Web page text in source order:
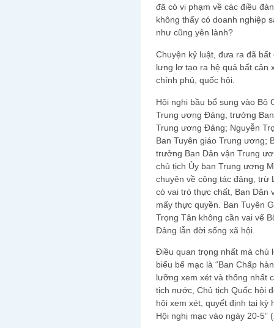
đã có vi phạm về các điều
không thấy có doanh nghiệp
như cũng yên lành?
Chuyện kỷ luật, đưa ra đã
lưng lơ tạo ra hệ quả bất cân
chính phủ, quốc hội.
Hội nghị bầu bổ sung vào
Trung ương Đảng, trưởng
Trung ương Đảng; Nguyễn
Ban Tuyên giáo Trung ương;
trưởng Ban Dân vận Trung
chủ tịch Ủy ban Trung ương
chuyên về công tác đảng, trừ
có vai trò thực chất, Ban Dân
mấy thực quyền. Ban Tuyên
Trọng Tân không cần vai vế
Đảng lẫn đời sống xã hội.
Điều quan trọng nhất mà chủ
biểu bế mạc là “Ban Chấp
lưỡng xem xét và thống nhất
tịch nước, Chủ tịch Quốc hội
hội xem xét, quyết định tại kỳ
Hội nghị mạc vào ngày 20-5”